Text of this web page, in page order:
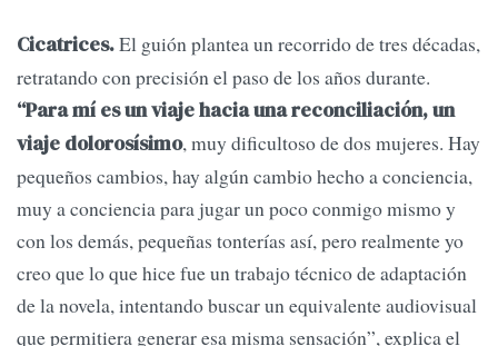
Cicatrices.El guión plantea un recorrido de tres décadas,
retratando con precisión el paso de los años durante.
“Para mí es un viaje hacia una reconciliación, un
viaje dolorosísimo, muy dificultoso de dos mujeres. Hay
pequeños cambios, hay algún cambio hecho a conciencia,
muy a conciencia para jugar un poco conmigo mismo y
con los demás, pequeñas tonterías así, pero realmente yo
creo que lo que hice fue un trabajo técnico de adaptación
de la novela, intentando buscar un equivalente audiovisual
que permitiera generar esa misma sensación”, explica el